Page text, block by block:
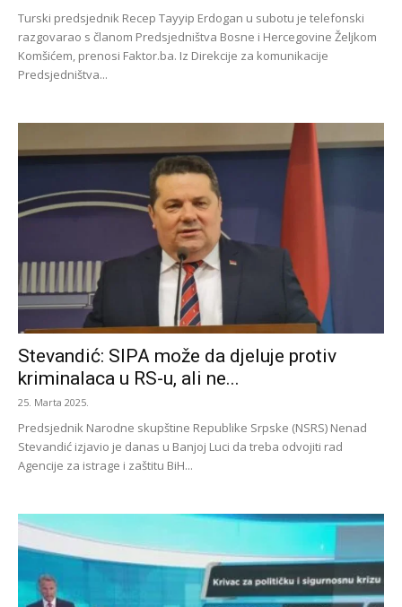
Turski predsjednik Recep Tayyip Erdogan u subotu je telefonski
razgovarao s članom Predsjedništva Bosne i Hercegovine Željkom
Komšićem, prenosi Faktor.ba. Iz Direkcije za komunikacije
Predsjedništva...
Stevandić: SIPA može da djeluje protiv
kriminalaca u RS-u, ali ne...
25. Marta 2025.
Predsjednik Narodne skupštine Republike Srpske (NSRS) Nenad
Stevandić izjavio je danas u Banjoj Luci da treba odvojiti rad
Agencije za istrage i zaštitu BiH...